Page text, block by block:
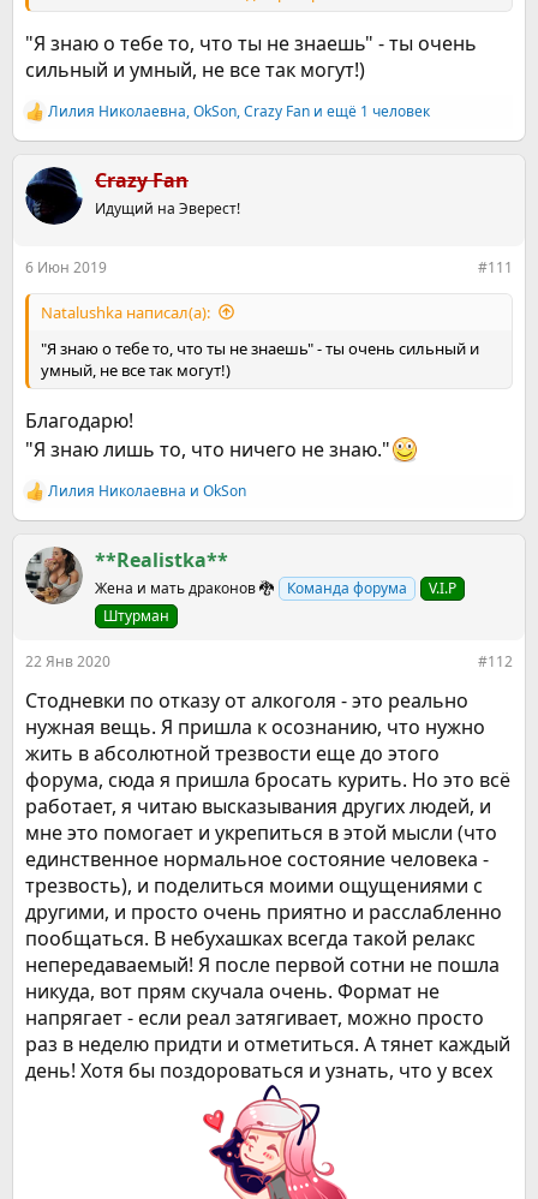
"Я знаю о тебе то, что ты не знаешь" - ты очень
сильный и умный, не все так могут!)
Р
е
к
ц
и
Лилия Николаевна,OkSon,Crazy Fan и ещё 1 человек
Crazy Fan
Идущий на Эверест!
6 Июн 2019 #111
Natalushka написал(а):
"Я знаю о тебе то, что ты не знаешь" - ты очень сильный и
умный, не все так могут!)
Благодарю!
"Я знаю лишь то, что ничего не знаю."
Р
е
к
ц
и
Лилия Николаевна и OkSon
**Realistka**
Жена и мать драконов 🐉 Команда форума
V.I.P
Штурман
22 Янв 2020 #112
Стодневки по отказу от алкоголя - это реально
нужная вещь. Я пришла к осознанию, что нужно
жить в абсолютной трезвости еще до этого
форума, сюда я пришла бросать курить. Но это всё
работает, я читаю высказывания других людей, и
мне это помогает и укрепиться в этой мысли (что
единственное нормальное состояние человека -
трезвость), и поделиться моими ощущениями с
другими, и просто очень приятно и расслабленно
пообщаться. В небухашках всегда такой релакс
непередаваемый! Я после первой сотни не пошла
никуда, вот прям скучала очень. Формат не
напрягает - если реал затягивает, можно просто
раз в неделю придти и отметиться. А тянет каждый
день! Хотя бы поздороваться и узнать, что у всех